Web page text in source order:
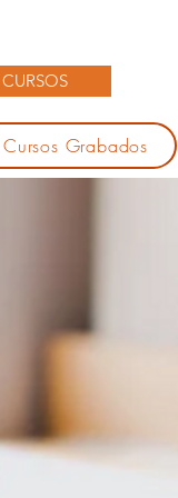
CURSOS
Cursos Grabados